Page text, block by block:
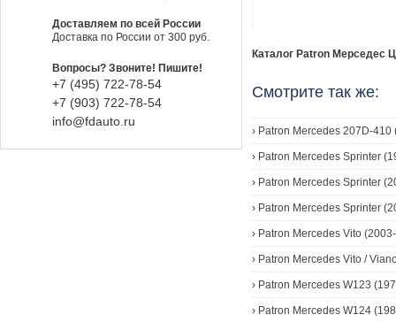
Каталог Patron Мерседес
Смотрите так же:
› Patron Mercedes 207D-410
› Patron Mercedes Sprinter
› Patron Mercedes Sprinter
› Patron Mercedes Sprinter
› Patron Mercedes Vito
› Patron Mercedes Vito /
› Patron Mercedes W123
› Patron Mercedes W124
Доставляем по всей России
Доставка по России от 300 руб.
Вопросы? Звоните! Пишите!
+7 (495) 722-78-54
+7 (903) 722-78-54
info@fdauto.ru